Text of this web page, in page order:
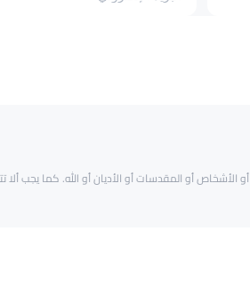
الأشخاص أو المقدسات أو الأديان أو الله. كما يجب